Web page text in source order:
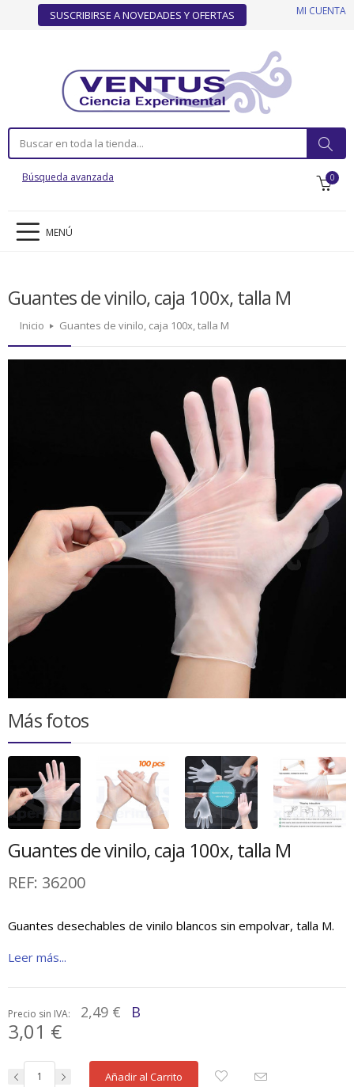
SUSCRIBIRSE A NOVEDADES Y OFERTAS MI CUENTA
Búsqueda avanzada 0
MENÚ
Guantes de vinilo, caja 100x, talla M
Inicio Guantes de vinilo, caja 100x, talla M
Más fotos
Guantes de vinilo, caja 100x, talla M
REF: 36200
Guantes desechables de vinilo blancos sin empolvar, talla M.
Leer más...
Precio sin IVA: 2,49 € B
3,01 €
Añadir al Carrito